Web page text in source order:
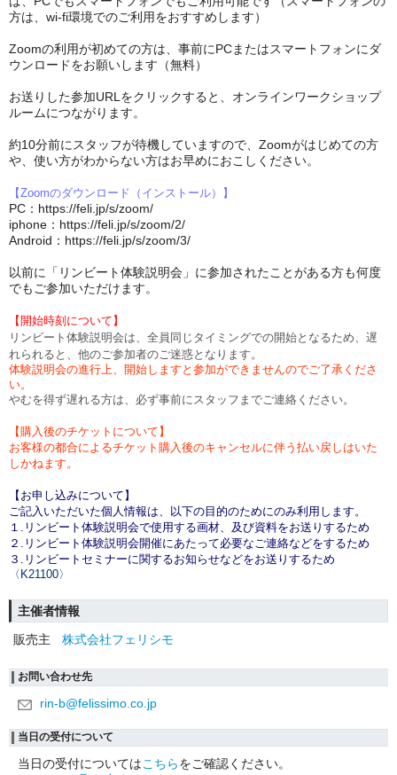
方は、wi-fi環境でのご利用をおすすめします）
Zoomの利用が初めての方は、事前にPCまたはスマートフォンにダ
ウンロードをお願いします（無料）
お送りした参加URLをクリックすると、オンラインワークショップ
ルームにつながります。
約10分前にスタッフが待機していますので、Zoomがはじめての方
や、使い方がわからない方はお早めにおこしください。
【Zoomのダウンロード（インストール）】
PC：https://feli.jp/s/zoom/
iphone：https://feli.jp/s/zoom/2/
Android：https://feli.jp/s/zoom/3/
以前に「リンビート体験説明会」に参加されたことがある方も何度
でもご参加いただけます。
【開始時刻について】
リンビート体験説明会は、全員同じタイミングでの開始となるため、遅
れられると、他のご参加者のご迷惑となります。
体験説明会の進行上、開始しますと参加ができませんのでご了承くださ
い。
やむを得ず遅れる方は、 必ず事前にスタッフまでご連絡ください。
【購入後のチケットについて】
お客様の都合によるチケット購入後のキャンセルに伴う払い戻しはいた
しかねます。
【お申し込みについて】
ご記入いただいた個人情報は、以下の目的のためにのみ利用します。
１.リンビート体験説明会で使用する画材、及び資料をお送りするため
２.リンビート体験説明会開催にあたって必要なご連絡などをするため
３.リンビートセミナーに関するお知らせなどをお送りするため
〈K21100〉
主催者情報
販売主
株式会社フェリシモ
お問い合わせ先
rin-b@felissimo.co.jp
当日の受付について
当日の受付についてはこちらをご確認ください。